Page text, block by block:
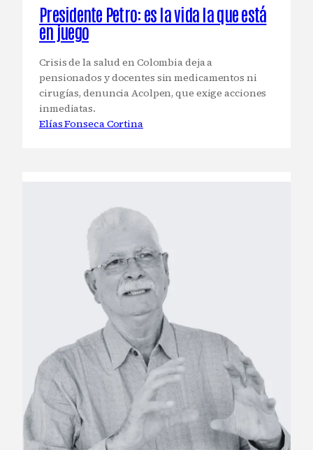
Presidente Petro: es la vida la que está
en juego
Crisis de la salud en Colombia deja a
pensionados y docentes sin medicamentos ni
cirugías, denuncia Acolpen, que exige acciones
inmediatas.
Elías Fonseca Cortina